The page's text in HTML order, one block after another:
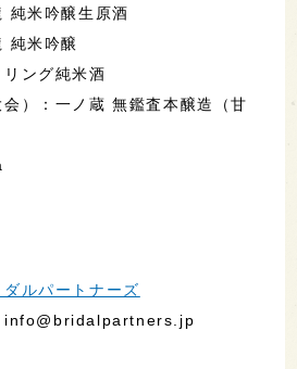
純米吟醸生原酒
純米吟醸
ング純米酒
）：一ノ蔵 無鑑査本醸造（甘
ルパートナーズ
info@bridalpartners.jp